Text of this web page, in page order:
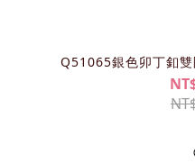
Q51065銀色卯丁釦